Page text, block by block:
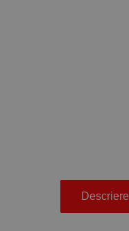
Descriere